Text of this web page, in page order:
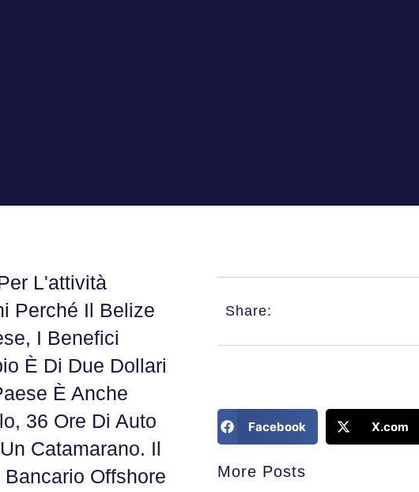
L'attività
Perché Il Belize
I Benefici
È Di Due Dollari
È Anche
36 Ore Di Auto
Catamarano. Il
Offshore
Share:
Facebook X.com
More Posts